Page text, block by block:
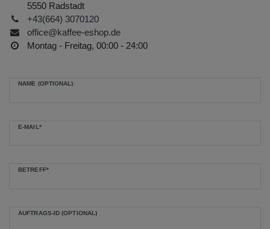
5550 Radstadt
+43(664) 3070120
office@kaffee-eshop.de
Montag - Freitag, 00:00 - 24:00
NAME (OPTIONAL)
E-MAIL*
BETREFF*
AUFTRAGS-ID (OPTIONAL)